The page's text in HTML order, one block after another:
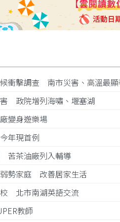
候衝擊調查 南市災害、高溫最
政院增列海嘯、堰塞湖
變身遊樂場
年現首例
苦茶油廠列入輔導
勢家庭 改善居家生活
校 北市南湖英語交流
教師